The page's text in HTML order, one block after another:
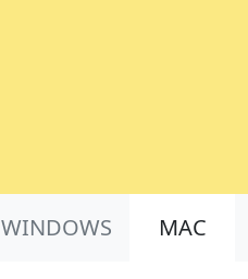
WINDOWS MAC